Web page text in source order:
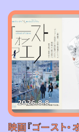
2026.8.8
映画『ゴースト・